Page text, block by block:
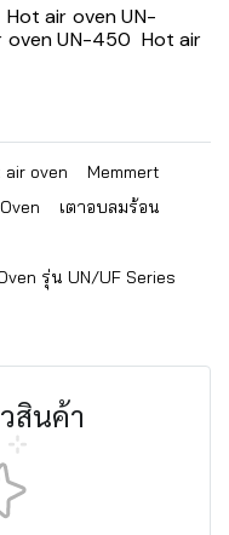
Hot air oven UN-
oven UN-450 Hot air
air oven
Memmert
เตาอบลมร้อน
รุ่น UN/UF Series
สินค้า